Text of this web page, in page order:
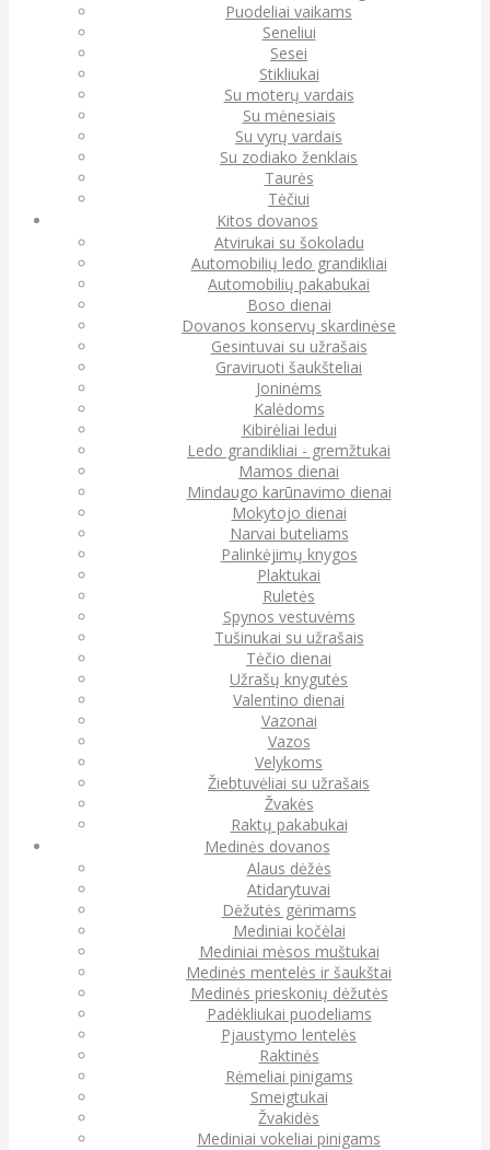
Puodeliai vaikams
Seneliui
Sesei
Stikliukai
Su moterų vardais
Su mėnesiais
Su vyrų vardais
Su zodiako ženklais
Taurės
Tėčiui
Kitos dovanos
Atvirukai su šokoladu
Automobilių ledo grandikliai
Automobilių pakabukai
Boso dienai
Dovanos konservų skardinėse
Gesintuvai su užrašais
Graviruoti šaukšteliai
Joninėms
Kalėdoms
Kibirėliai ledui
Ledo grandikliai - gremžtukai
Mamos dienai
Mindaugo karūnavimo dienai
Mokytojo dienai
Narvai buteliams
Palinkėjimų knygos
Plaktukai
Ruletės
Spynos vestuvėms
Tušinukai su užrašais
Tėčio dienai
Užrašų knygutės
Valentino dienai
Vazonai
Vazos
Velykoms
Žiebtuvėliai su užrašais
Žvakės
Raktų pakabukai
Medinės dovanos
Alaus dėžės
Atidarytuvai
Dėžutės gėrimams
Mediniai kočėlai
Mediniai mėsos muštukai
Medinės mentelės ir šaukštai
Medinės prieskonių dėžutės
Padėkliukai puodeliams
Pjaustymo lentelės
Raktinės
Rėmeliai pinigams
Smeigtukai
Žvakidės
Mediniai vokeliai pinigams